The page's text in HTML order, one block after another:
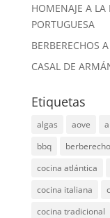
HOMENAJE A
PORTUGUESA
BERBERECHOS
CASAL DE
Etiquetas
algas aove
bbq
cocina atlántica
cocina italiana
cocina tradicional